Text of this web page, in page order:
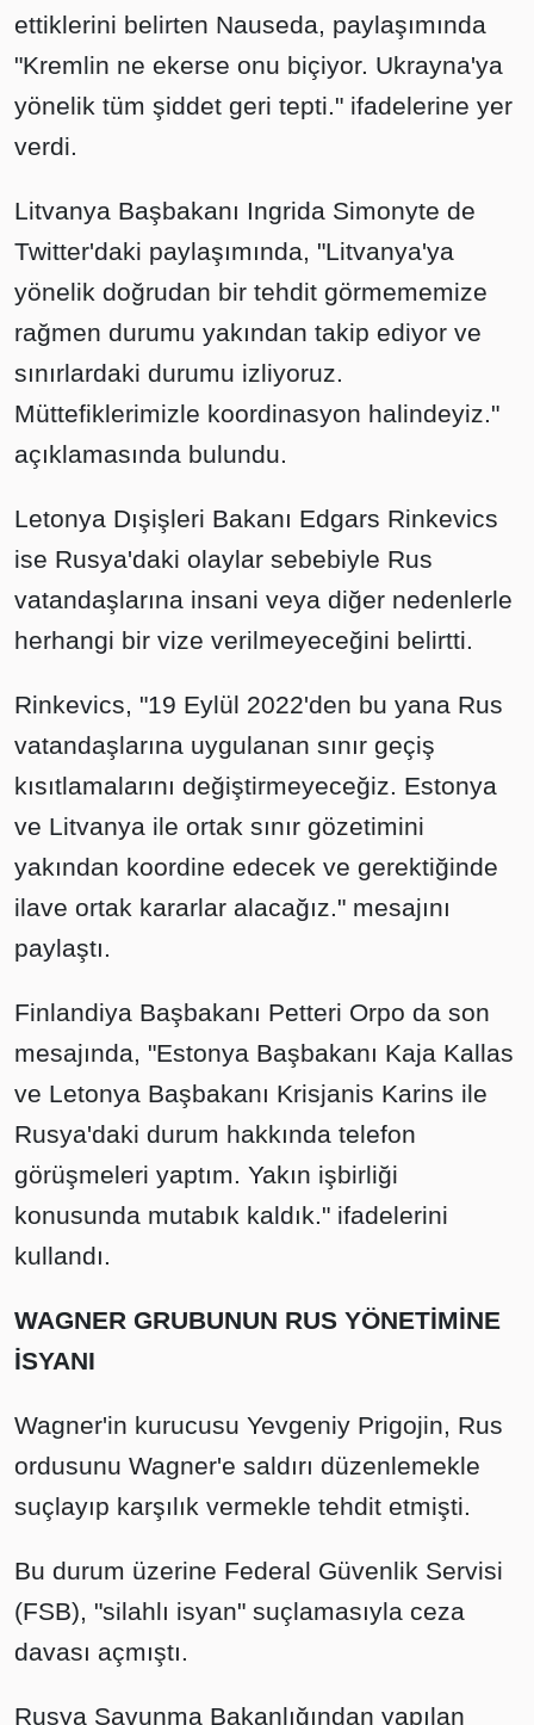
ettiklerini belirten Nauseda, paylaşımında
"Kremlin ne ekerse onu biçiyor. Ukrayna'ya
yönelik tüm şiddet geri tepti." ifadelerine yer
verdi.
Litvanya Başbakanı Ingrida Simonyte de
Twitter'daki paylaşımında, "Litvanya'ya
yönelik doğrudan bir tehdit görmememize
rağmen durumu yakından takip ediyor ve
sınırlardaki durumu izliyoruz.
Müttefiklerimizle koordinasyon halindeyiz."
açıklamasında bulundu.
Letonya Dışişleri Bakanı Edgars Rinkevics
ise Rusya'daki olaylar sebebiyle Rus
vatandaşlarına insani veya diğer nedenlerle
herhangi bir vize verilmeyeceğini belirtti.
Rinkevics, "19 Eylül 2022'den bu yana Rus
vatandaşlarına uygulanan sınır geçiş
kısıtlamalarını değiştirmeyeceğiz. Estonya
ve Litvanya ile ortak sınır gözetimini
yakından koordine edecek ve gerektiğinde
ilave ortak kararlar alacağız." mesajını
paylaştı.
Finlandiya Başbakanı Petteri Orpo da son
mesajında, "Estonya Başbakanı Kaja Kallas
ve Letonya Başbakanı Krisjanis Karins ile
Rusya'daki durum hakkında telefon
görüşmeleri yaptım. Yakın işbirliği
konusunda mutabık kaldık." ifadelerini
kullandı.
WAGNER GRUBUNUN RUS YÖNETİMİNE
İSYANI
Wagner'in kurucusu Yevgeniy Prigojin, Rus
ordusunu Wagner'e saldırı düzenlemekle
suçlayıp karşılık vermekle tehdit etmişti.
Bu durum üzerine Federal Güvenlik Servisi
(FSB), "silahlı isyan" suçlamasıyla ceza
davası açmıştı.
Rusya Savunma Bakanlığından yapılan